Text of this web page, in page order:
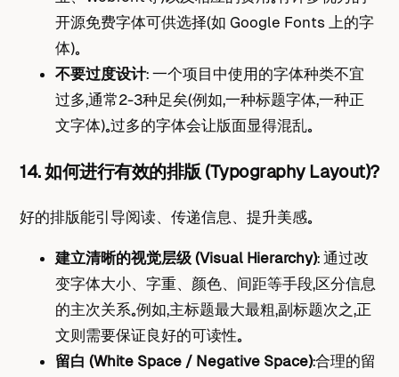
开源免费字体可供选择（如 Google Fonts 上的字
体）。
不要过度设计： 一个项目中使用的字体种类不宜
过多，通常2-3种足矣（例如，一种标题字体，一种正
文字体）。过多的字体会让版面显得混乱。
14. 如何进行有效的排版 (Typography Layout)？
好的排版能引导阅读、传递信息、提升美感。
建立清晰的视觉层级 (Visual Hierarchy)： 通过改
变字体大小、字重、颜色、间距等手段，区分信息
的主次关系。例如，主标题最大最粗，副标题次之，正
文则需要保证良好的可读性。
留白 (White Space / Negative Space)：合理的留